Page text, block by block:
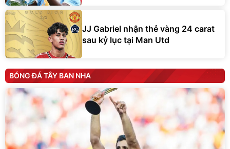
JJ Gabriel nhận thẻ vàng 24 carat
sau kỷ lục tại Man Utd
BÓNG ĐÁ TÂY BAN NHA